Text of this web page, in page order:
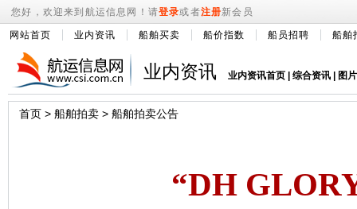
您好，欢迎来到航运信息网！请登录或者注册新会员
网站首页 业内资讯 船舶买卖 船价指数 船员招聘 船舶
业内资讯 业内资讯首页 综合资讯 图
首页 > 船舶拍卖 > 船舶拍卖公告
“DH